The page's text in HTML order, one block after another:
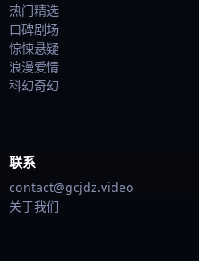
热门精选
口碑剧场
惊悚悬疑
浪漫爱情
科幻奇幻
联系
contact@gcjdz.video
关于我们